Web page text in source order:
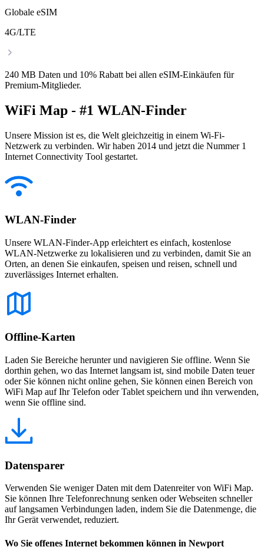
Globale eSIM
4G/LTE
240 MB Daten und 10% Rabatt bei allen eSIM-Einkäufen für
Premium-Mitglieder.
WiFi Map - #1 WLAN-Finder
Unsere Mission ist es, die Welt gleichzeitig in einem Wi-Fi-
Netzwerk zu verbinden. Wir haben 2014 und jetzt die Nummer 1
Internet Connectivity Tool gestartet.
WLAN-Finder
Unsere WLAN-Finder-App erleichtert es einfach, kostenlose
WLAN-Netzwerke zu lokalisieren und zu verbinden, damit Sie an
Orten, an denen Sie einkaufen, speisen und reisen, schnell und
zuverlässiges Internet erhalten.
Offline-Karten
Laden Sie Bereiche herunter und navigieren Sie offline. Wenn Sie
dorthin gehen, wo das Internet langsam ist, sind mobile Daten teuer
oder Sie können nicht online gehen, Sie können einen Bereich von
WiFi Map auf Ihr Telefon oder Tablet speichern und ihn verwenden,
wenn Sie offline sind.
Datensparer
Verwenden Sie weniger Daten mit dem Datenreiter von WiFi Map.
Sie können Ihre Telefonrechnung senken oder Webseiten schneller
auf langsamen Verbindungen laden, indem Sie die Datenmenge, die
Ihr Gerät verwendet, reduziert.
Wo Sie offenes Internet bekommen können in Newport